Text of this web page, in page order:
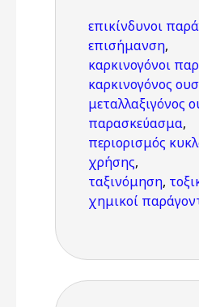
επικίνδυνοι
επισήμανση,
καρκινογόνοι
καρκινογόνος
μεταλλαξιγόνος
παρασκεύασμα,
περιορισμός
χρήσης,
ταξινόμηση,
χημικοί